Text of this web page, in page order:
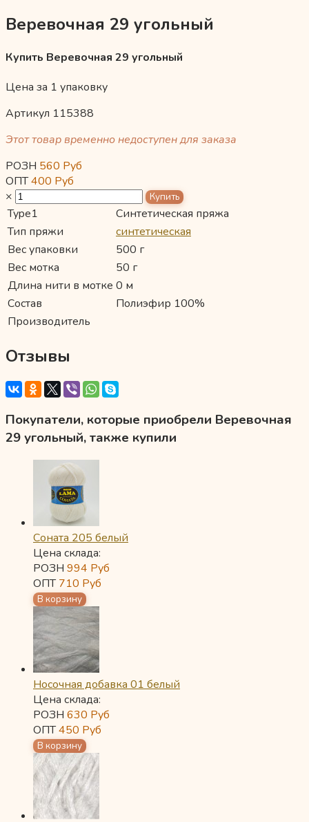
Веревочная 29 угольный
Купить Веревочная 29 угольный
Цена за 1 упаковку
Артикул 115388
Этот товар временно недоступен для заказа
РОЗН 560 Руб
ОПТ400 Руб
×
Type1
Синтетическая пряжа
Тип пряжи
синтетическая
Вес упаковки
500 г
Вес мотка
50 г
Длина нити в мотке 0 м
Состав
Полиэфир 100%
Производитель
Отзывы
Покупатели, которые приобрели Веревочная
29 угольный, также купили
Соната 205 белый
Цена склада:
РОЗН 994 Руб
ОПТ710 Руб
Носочная добавка 01 белый
Цена склада:
РОЗН 630 Руб
ОПТ450 Руб